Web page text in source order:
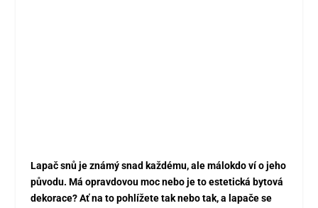
Lapač snů je známý snad každému, ale málokdo ví o jeho
původu. Má opravdovou moc nebo je to estetická bytová
dekorace? Ať na to pohlížete tak nebo tak, a lapače se